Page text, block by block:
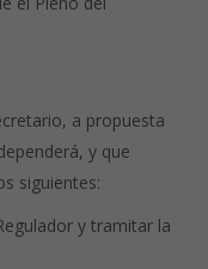
a propuesta
y que
siguientes:
y tramitar la